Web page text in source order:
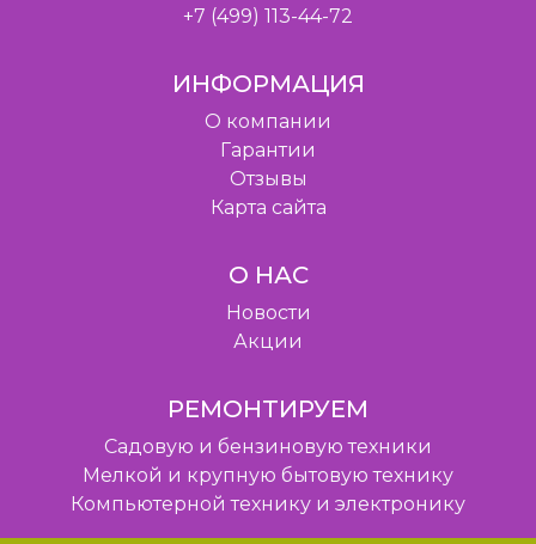
+7 (499) 113-44-72
ИНФОРМАЦИЯ
O компании
Гарантии
Отзывы
Карта сайта
О НАС
Новости
Акции
РЕМОНТИРУЕМ
Садовую и бензиновую техники
Мелкой и крупную бытовую технику
Компьютерной технику и электронику